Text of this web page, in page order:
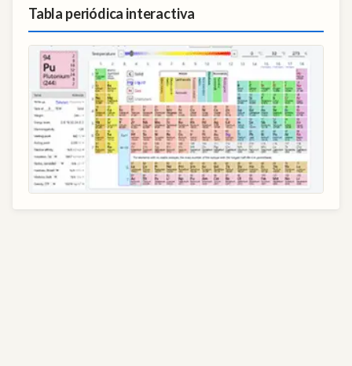
Tabla periódica interactiva